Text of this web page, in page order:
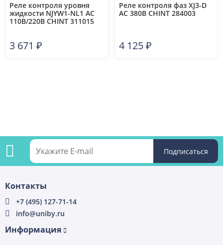
Реле контроля уровня
жидкости NJYW1-NL1 AC
110В/220В CHINT 311015
3 671 ₽
Реле контроля фаз XJ3-D
AC 380В CHINT 284003
4 125₽
Контакты
+7 (495) 127-71-14
info@uniby.ru
Информация